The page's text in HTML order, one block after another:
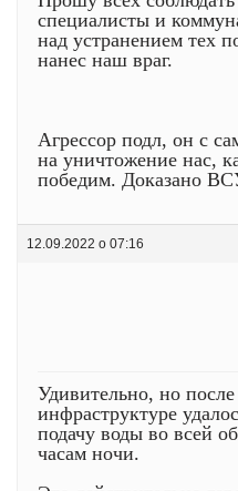
специалисты и
над устранением тех
нанес наш враг.
Агрессор подл, он с
на уничтожение нас,
победим. Доказано
12.09.2022 о 07:16
Удивительно, но
инфраструктуре
подачу воды во всей
часам ночи.